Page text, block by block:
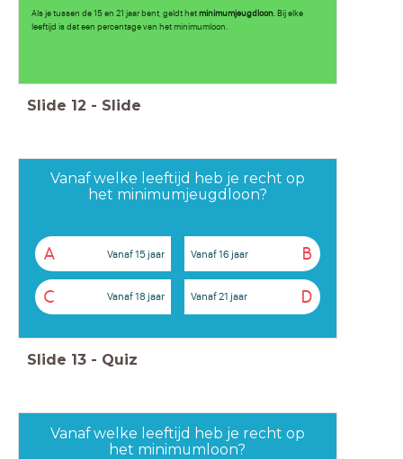
Als je tussen de 15 en 21 jaar bent, geldt hetminimumjeugdloon. Bij elke
leeftijd is dat een percentage van het minimumloon.
Slide 12 - Slide
Vanaf welke leeftijd heb je recht op
het minimumjeugdloon?
A Vanaf 15 jaar B
Vanaf 16 jaar
C Vanaf 18 jaar D
Vanaf 21 jaar
Slide 13 - Quiz
Vanaf welke leeftijd heb je recht op
het minimumloon?